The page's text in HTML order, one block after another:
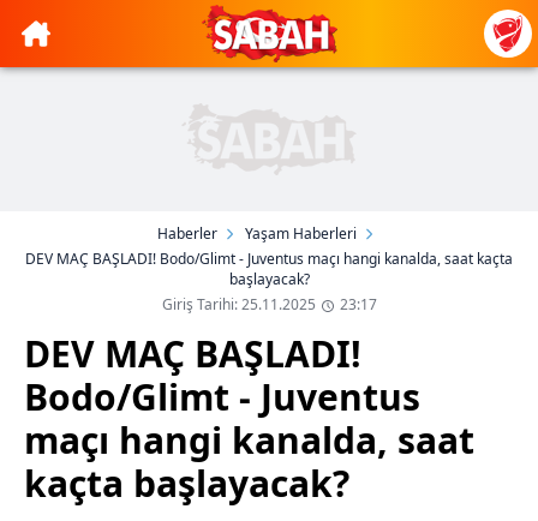
Haberler
Yaşam Haberleri
DEV MAÇ BAŞLADI! Bodo/Glimt - Juventus maçı hangi kanalda, saat kaçta
başlayacak?
Giriş Tarihi: 25.11.2025
23:17
DEV MAÇ BAŞLADI!
Bodo/Glimt - Juventus
maçı hangi kanalda, saat
kaçta başlayacak?